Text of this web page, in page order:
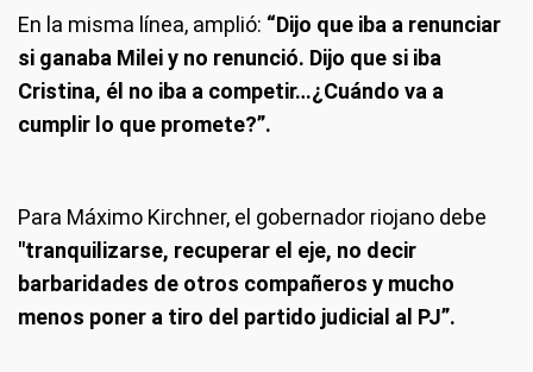
En la misma línea, amplió: “Dijo que iba a renunciar
si ganaba Milei y no renunció. Dijo que si iba
Cristina, él no iba a competir…¿Cuándo va a
cumplir lo que promete?”.
Para Máximo Kirchner, el gobernador riojano debe
"tranquilizarse, recuperar el eje, no decir
barbaridades de otros compañeros y mucho
menos poner a tiro del partido judicial al PJ”.